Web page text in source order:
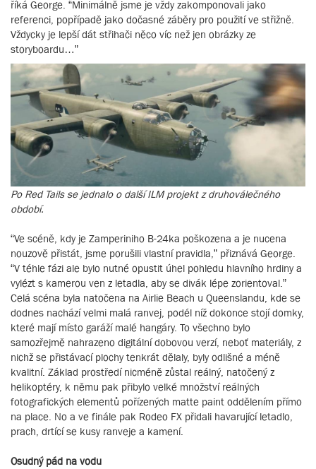
říká George. “Minimálně jsme je vždy zakomponovali jako
referenci, popřípadě jako dočasné záběry pro použití ve střižně.
Vždycky je lepší dát střihači něco víc než jen obrázky ze
storyboardu…”
Po Red Tails se jednalo o další ILM projekt z druhoválečného
období.
“Ve scéně, kdy je Zamperiniho B-24ka poškozena a je nucena
nouzově přistát, jsme porušili vlastní pravidla,” přiznává George.
“V téhle fázi ale bylo nutné opustit úhel pohledu hlavního hrdiny a
vylézt s kamerou ven z letadla, aby se divák lépe zorientoval.”
Celá scéna byla natočena na Airlie Beach u Queenslandu, kde se
dodnes nachází velmi malá ranvej, podél níž dokonce stojí domky,
které mají místo garáží malé hangáry. To všechno bylo
samozřejmě nahrazeno digitální dobovou verzí, neboť materiály, z
nichž se přistávací plochy tenkrát dělaly, byly odlišné a méně
kvalitní. Základ prostředí nicméně zůstal reálný, natočený z
helikoptéry, k němu pak přibylo velké množství reálných
fotografických elementů pořízených matte paint oddělením přímo
na place. No a ve finále pak Rodeo FX přidali havarující letadlo,
prach, drtící se kusy ranveje a kamení.
Osudný pád na vodu